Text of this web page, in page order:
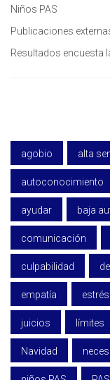
Niños PAS
Publicaciones
Resultados encuesta
agobio alta
autoconocimiento
ayudar baja
comunicación
culpabilidad
empatía estrés
juicios límites
Navidad